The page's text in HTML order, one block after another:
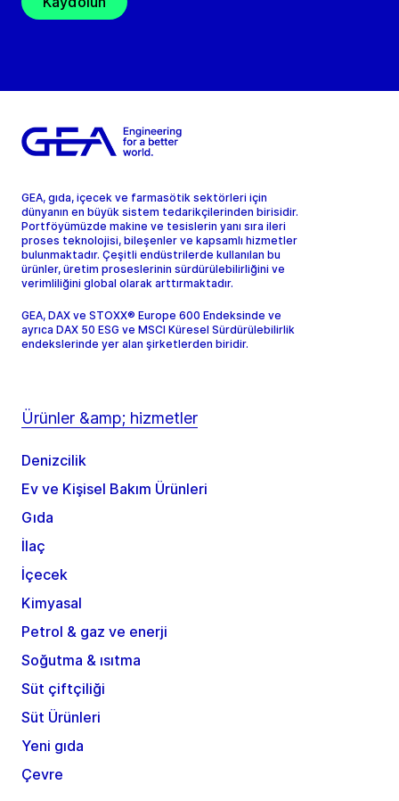
GEA, gıda, içecek ve farmasötik sektörleri için
dünyanın en büyük sistem tedarikçilerinden birisidir.
Portföyümüzde makine ve tesislerin yanı sıra ileri
proses teknolojisi, bileşenler ve kapsamlı hizmetler
bulunmaktadır. Çeşitli endüstrilerde kullanılan bu
ürünler, üretim proseslerinin sürdürülebilirliğini ve
verimliliğini global olarak arttırmaktadır.
GEA, DAX ve STOXX® Europe 600 Endeksinde ve
ayrıca DAX 50 ESG ve MSCI Küresel Sürdürülebilirlik
endekslerinde yer alan şirketlerden biridir.
Ürünler &amp; hizmetler
Denizcilik
Ev ve Kişisel Bakım Ürünleri
Gıda
İlaç
İçecek
Kimyasal
Petrol & gaz ve enerji
Soğutma & ısıtma
Süt çiftçiliği
Süt Ürünleri
Yeni gıda
Çevre